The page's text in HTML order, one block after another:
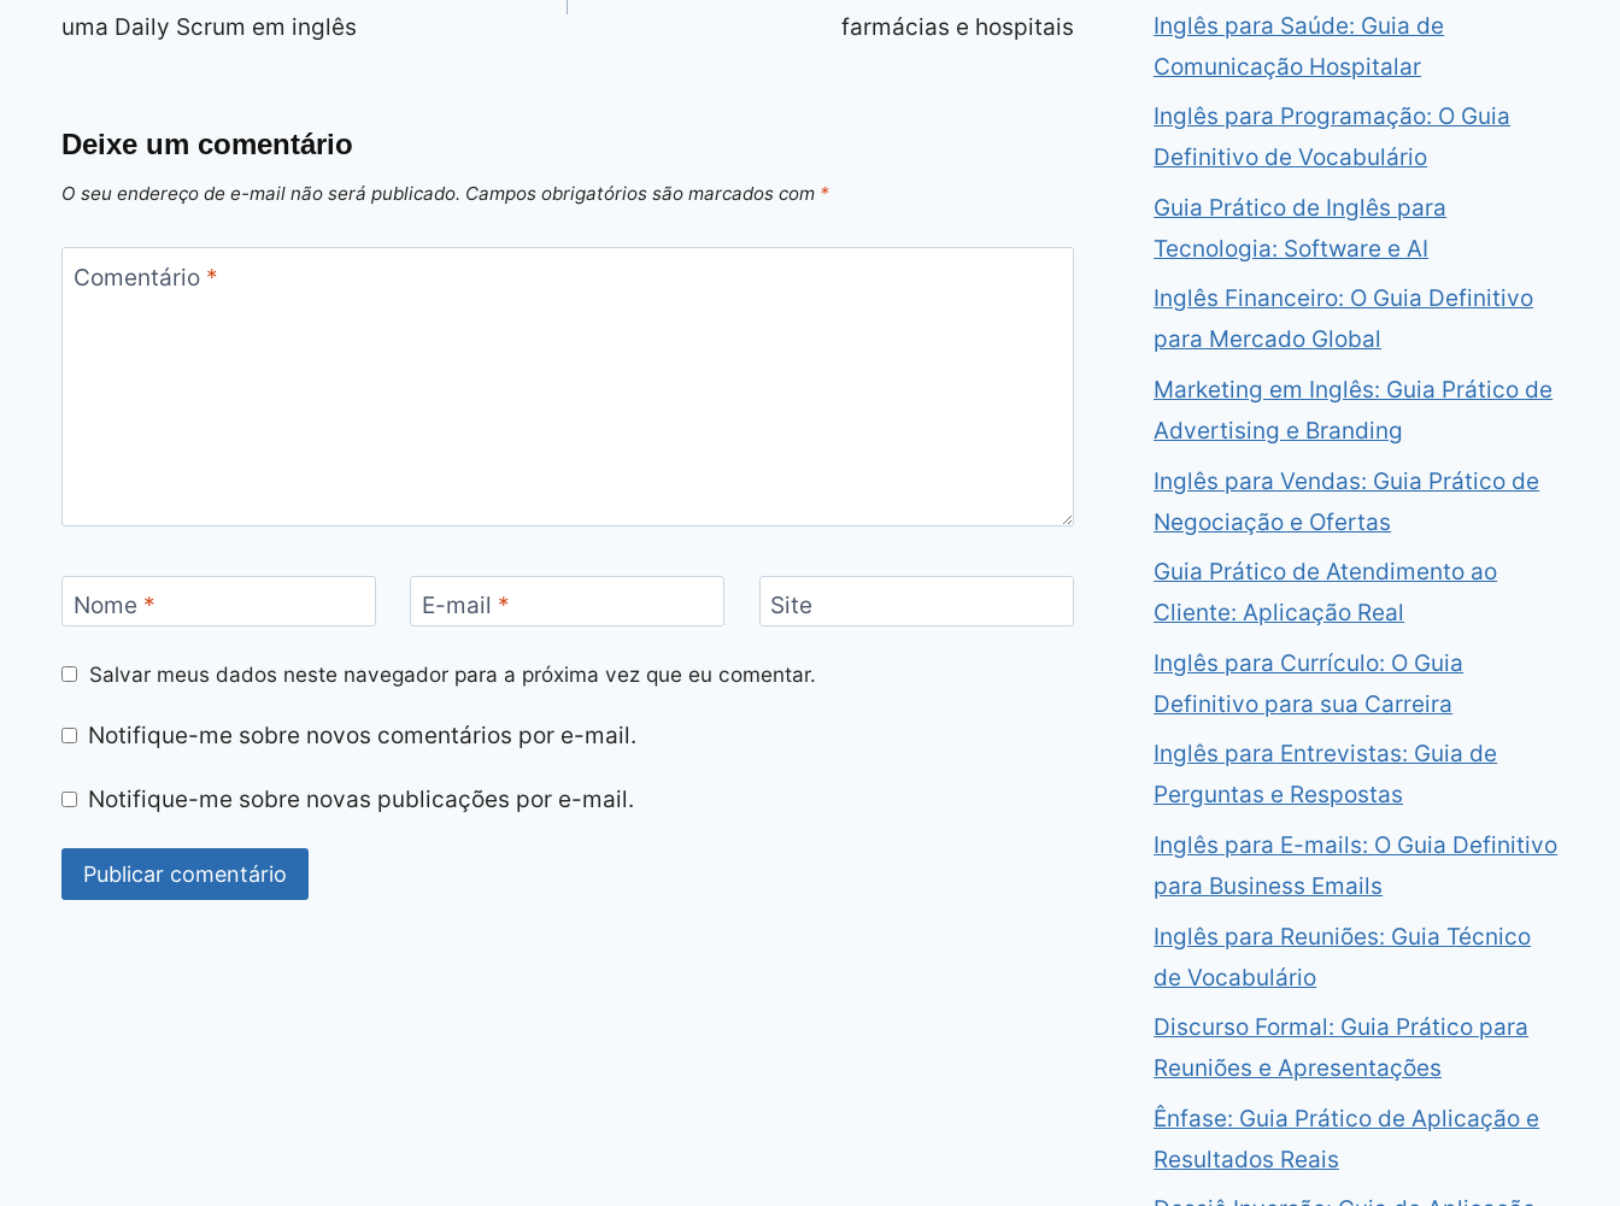
Post
uma Daily Scrum em inglês
farmácias e hospitais
Deixe um comentário
O seu endereço de e-mail não será publicado. Campos obrigatórios são marcados com *
Comentário *
Nome * E-mail * Site
Salvar meus dados neste navegador para a próxima vez que eu comentar.
Notifique-me sobre novos comentários por e-mail.
Notifique-me sobre novas publicações por e-mail.
Inglês para Saúde: Guia de
Comunicação Hospitalar
Inglês para Programação: O Guia
Definitivo de Vocabulário
Guia Prático de Inglês para
Tecnologia: Software e AI
Inglês Financeiro: O Guia Definitivo
para Mercado Global
Marketing em Inglês: Guia Prático de
Advertising e Branding
Inglês para Vendas: Guia Prático de
Negociação e Ofertas
Guia Prático de Atendimento ao
Cliente: Aplicação Real
Inglês para Currículo: O Guia
Definitivo para sua Carreira
Inglês para Entrevistas: Guia de
Perguntas e Respostas
Inglês para E-mails: O Guia Definitivo
para Business Emails
Inglês para Reuniões: Guia Técnico
de Vocabulário
Discurso Formal: Guia Prático para
Reuniões e Apresentações
Ênfase: Guia Prático de Aplicação e
Resultados Reais